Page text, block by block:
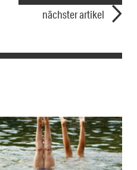
nächster artikel